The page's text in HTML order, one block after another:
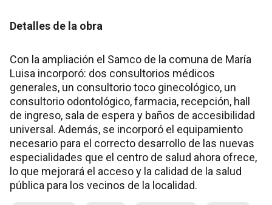
Detalles de la obra
Con la ampliación el Samco de la comuna de María
Luisa incorporó: dos consultorios médicos
generales, un consultorio toco ginecológico, un
consultorio odontológico, farmacia, recepción, hall
de ingreso, sala de espera y baños de accesibilidad
universal. Además, se incorporó el equipamiento
necesario para el correcto desarrollo de las nuevas
especialidades que el centro de salud ahora ofrece,
lo que mejorará el acceso y la calidad de la salud
pública para los vecinos de la localidad.